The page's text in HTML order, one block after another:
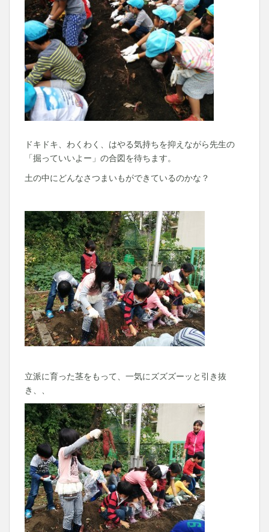
ドキドキ、わくわく、はやる気持ちを抑えながら先生の
「掘っていいよー」の合図を待ちます。
土の中にどんなさつまいもができているのかな？
立派に育った茎をもって、一気にズズズーッと引き抜
き、、